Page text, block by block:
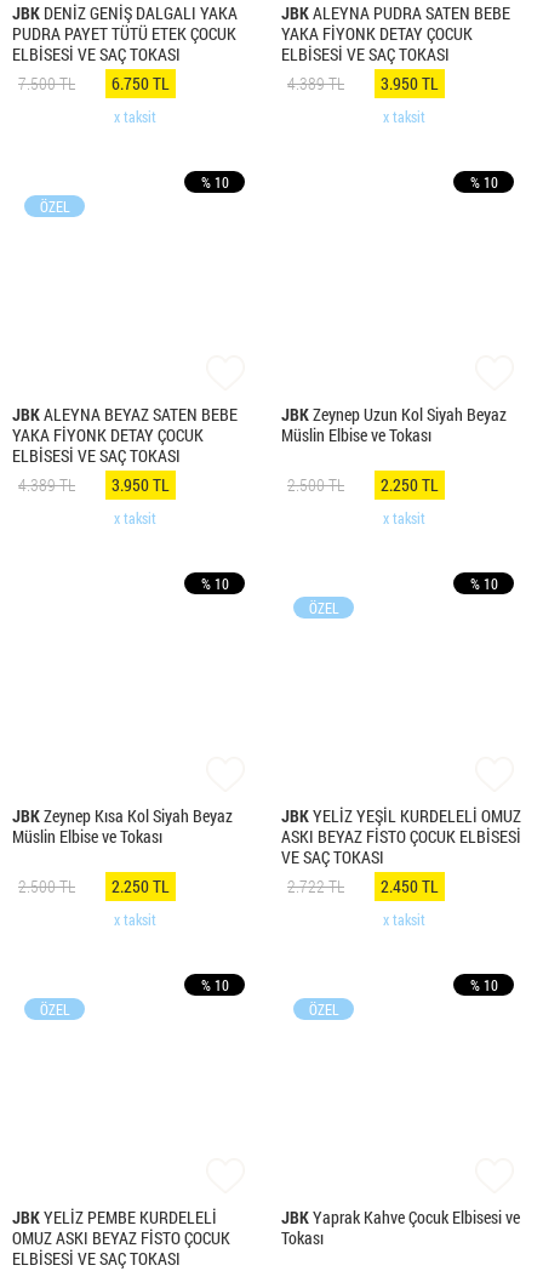
JBK DENİZ GENİŞ DALGALI YAKA
PUDRA PAYET TÜTÜ ETEK ÇOCUK
ELBİSESİ VE SAÇ TOKASI
7.500 TL 6.750 TL
x taksit
JBKALEYNA PUDRA SATEN BEBE
YAKA FİYONK DETAY ÇOCUK
ELBİSESİ VE SAÇ TOKASI
4.389 TL 3.950 TL
x taksit
JBKALEYNA BEYAZ SATEN BEBE
YAKA FİYONK DETAY ÇOCUK
ELBİSESİ VE SAÇ TOKASI
% 10
ÖZEL
4.389 TL 3.950 TL
x taksit
JBKZeynep Uzun Kol Siyah Beyaz
Müslin Elbise ve Tokası
% 10
2.500 TL 2.250 TL
x taksit
JBKZeynep Kısa Kol Siyah Beyaz
Müslin Elbise ve Tokası
% 10
2.500 TL 2.250 TL
x taksit
JBKYELİZ YEŞİL KURDELELİ OMUZ
ASKI BEYAZ FİSTO ÇOCUK ELBİSESİ
VE SAÇ TOKASI
% 10
ÖZEL
2.722 TL 2.450 TL
x taksit
JBKYELİZ PEMBE KURDELELİ
OMUZ ASKI BEYAZ FİSTO ÇOCUK
ELBİSESİ VE SAÇ TOKASI
% 10
ÖZEL
JBKYaprak Kahve Çocuk Elbisesi ve
Tokası
% 10
ÖZEL